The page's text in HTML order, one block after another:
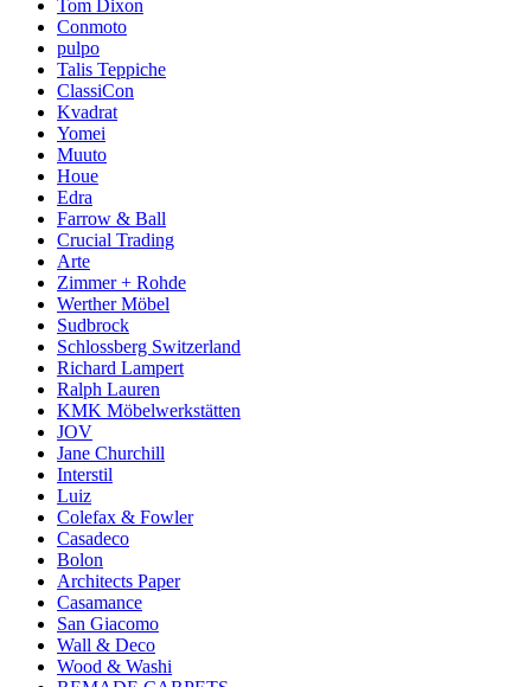
Tom Dixon
Conmoto
pulpo
Talis Teppiche
ClassiCon
Kvadrat
Yomei
Muuto
Houe
Edra
Farrow & Ball
Crucial Trading
Arte
Zimmer + Rohde
Werther Möbel
Sudbrock
Schlossberg Switzerland
Richard Lampert
Ralph Lauren
KMK Möbelwerkstätten
JOV
Jane Churchill
Interstil
Luiz
Colefax & Fowler
Casadeco
Bolon
Architects Paper
Casamance
San Giacomo
Wall & Deco
Wood & Washi